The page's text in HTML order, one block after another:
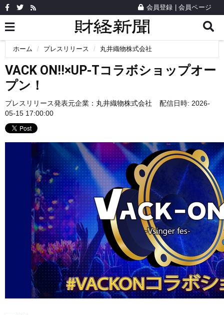
会員登録 会員ページ
ホーム プレスリリース 丸井織物株式会社
VACK ON!!×UP-Tコラボショップオー
プン！
プレスリリース発表元企業： 丸井織物株式会社
配信日時: 2026-
05-15 17:00:00